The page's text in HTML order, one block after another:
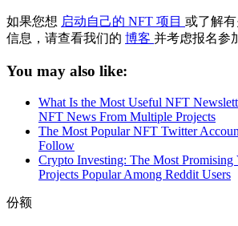
如果您想 启动自己的 NFT 项目 或了解
信息，请查看我们的 博客 并考虑报名参
You may also like:
What Is the Most Useful NFT
NFT News From Multiple Projects
The Most Popular NFT Twitter
Follow
Crypto Investing: The Most Promising
Projects Popular Among Reddit Users
份额